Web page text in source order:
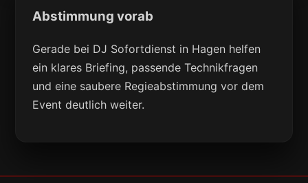
Abstimmung vorab
Gerade bei DJ Sofortdienst in Hagen helfen
ein klares Briefing, passende Technikfragen
und eine saubere Regieabstimmung vor dem
Event deutlich weiter.